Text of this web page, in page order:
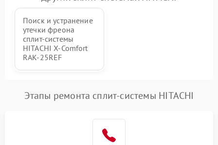
Поиск и устранение
утечки фреона
сплит-системы
HITACHI X-Comfort
RAK-25REF
Этапы ремонта сплит-системы HITACHI